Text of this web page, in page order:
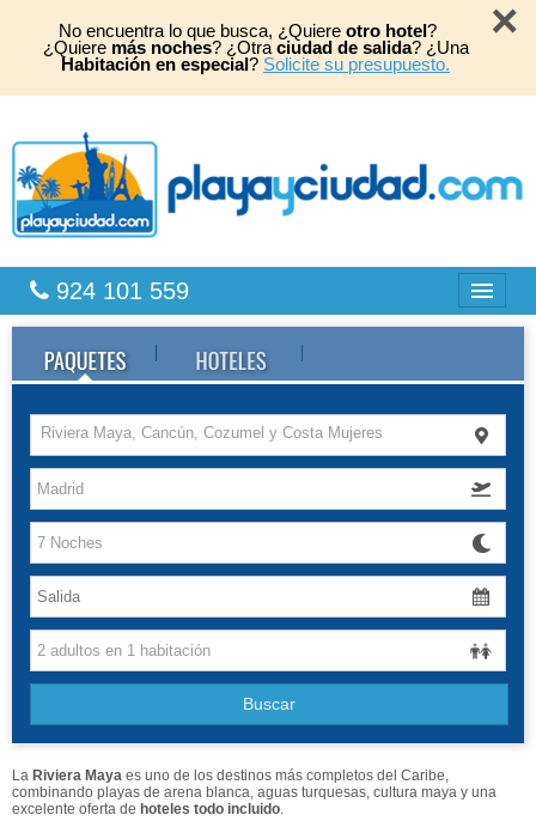
×
No encuentra lo que busca, ¿Quiere otro hotel?
¿Quiere más noches? ¿Otra ciudad de salida? ¿Una
Habitación en especial? Solicite su presupuesto.
924 101 559
Bahia Principe
Caribe
Playas África
TOP 2026
Canarias
Baleares
Grandes Viajes
Hoteles
Riviera Maya, Cancún, Cozumel y Costa Mujeres
Buscar
La Riviera Maya es uno de los destinos más completos del Caribe,
combinando playas de arena blanca, aguas turquesas, cultura maya y una
excelente oferta de hoteles todo incluido